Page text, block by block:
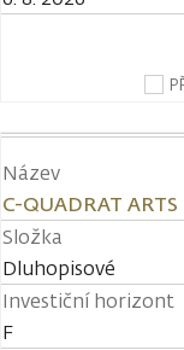
Název
C-QUADRAT
Složka
Dluhopisové
Investiční horizont
F